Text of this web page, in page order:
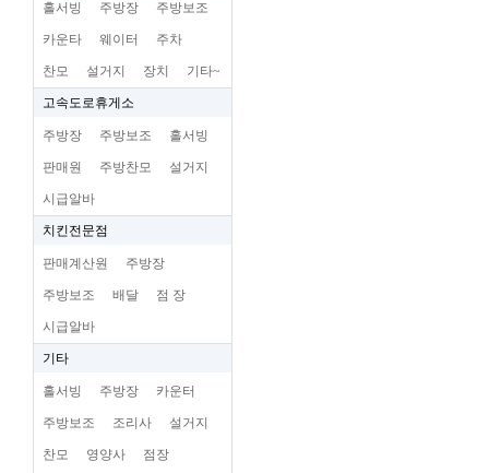
홀서빙 주방장 주방보조
카운타 웨이터 주차
찬모 설거지 장치 기타~
고속도로휴게소
주방장 주방보조 홀서빙
판매원 주방찬모 설거지
시급알바
치킨전문점
판매계산원 주방장
주방보조 배달 점 장
시급알바
기타
홀서빙 주방장 카운터
주방보조 조리사 설거지
찬모 영양사 점장